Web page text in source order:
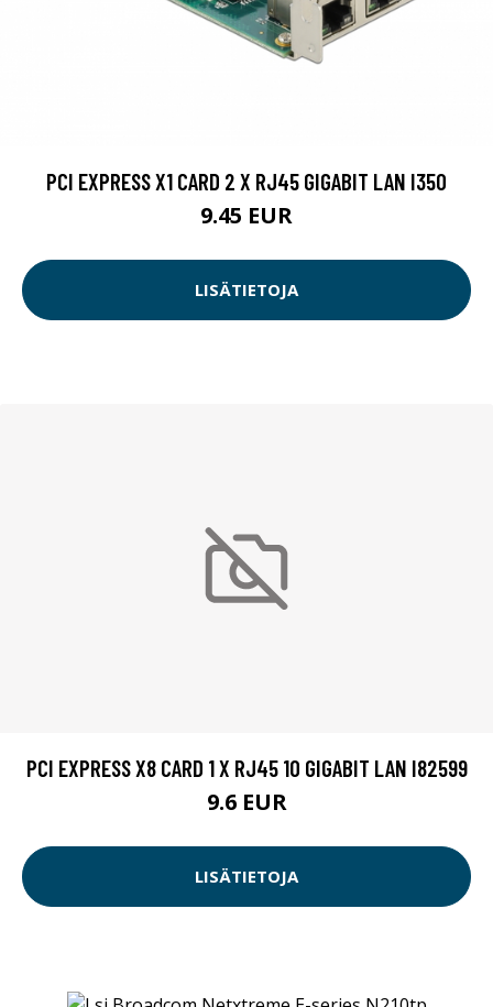
PCI EXPRESS X1 CARD 2 X RJ45 GIGABIT LAN I350
9.45 EUR
LISÄTIETOJA
PCI EXPRESS X8 CARD 1 X RJ45 10 GIGABIT LAN I82599
9.6 EUR
LISÄTIETOJA